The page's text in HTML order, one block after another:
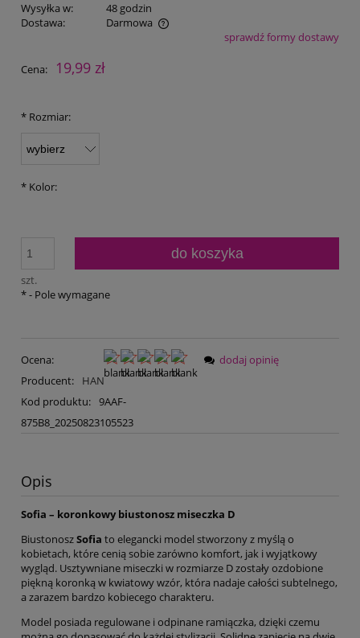
Wysyłka w:
48 godzin
Dostawa:
Darmowa
Cena nie zawiera ewentualnych kosztów płatnościsprawdź formy dostawy
Cena: 19,99 zł
* Rozmiar:
* Kolor:
szt.
do koszyka
*- Pole wymagane
Ocena:
Producent:
HAN
Kod produktu: 9AAF-
875B8_20250823105523
dodaj opinię
Opis
Sofia – koronkowy biustonosz miseczka D
BiustonoszSofia to elegancki model stworzony z myślą o
kobietach, które cenią sobie zarówno komfort, jak i wyjątkowy
wygląd. Usztywniane miseczki w rozmiarze D zostały ozdobione
piękną koronką w kwiatowy wzór, która nadaje całości subtelnego,
a zarazem bardzo kobiecego charakteru.
Model posiada regulowane i odpinane ramiączka, dzięki czemu